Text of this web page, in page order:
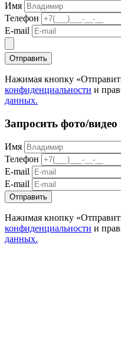
Имя
Телефон
E-mail
Отправить
Нажимая кнопку
конфиденциальности и
данных.
Запросить фото/видео
Имя
Телефон
E-mail
E-mail
Отправить
Нажимая кнопку
конфиденциальности и
данных.